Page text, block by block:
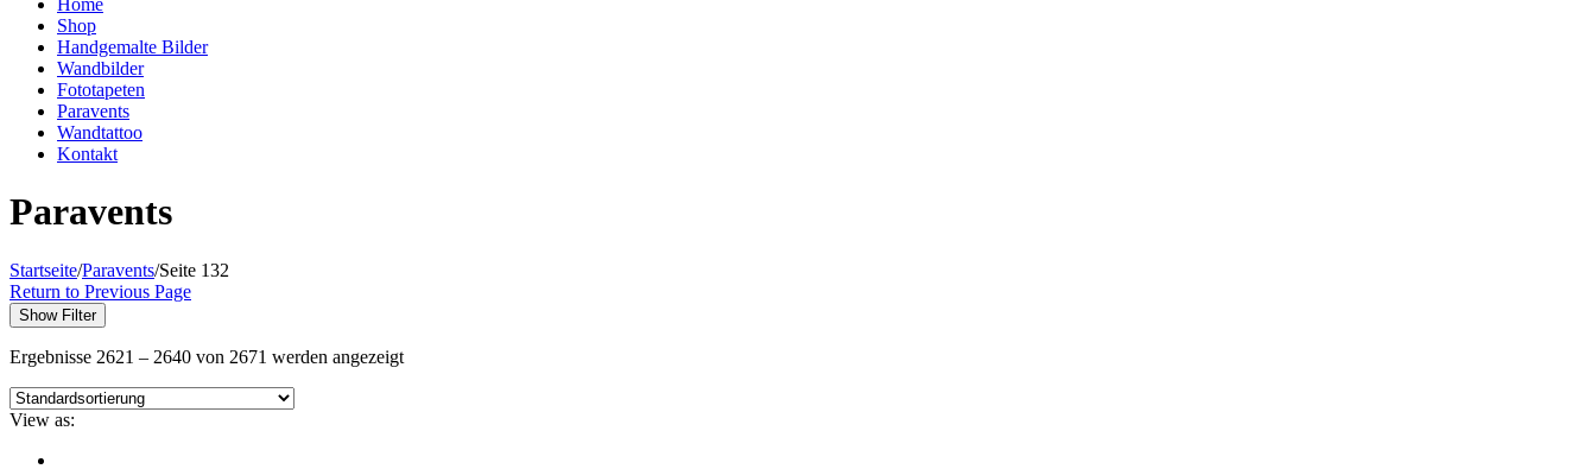
Shop
Handgemalte Bilder
Wandbilder
Fototapeten
Paravents
Wandtattoo
Kontakt
Paravents
Startseite/Paravents/Seite 132
Return to Previous Page
Show Filter
Ergebnisse 2621 – 2640 von 2671 werden angezeigt
View as: